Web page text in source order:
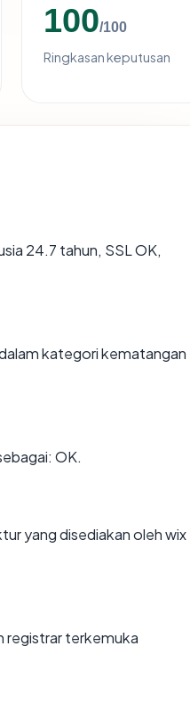
100/100
Ringkasan keputusan
24.7 tahun, SSL OK,
kategori kematangan
OK.
yang disediakan oleh wix
registrar terkemuka